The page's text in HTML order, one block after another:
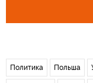
Политика Польша